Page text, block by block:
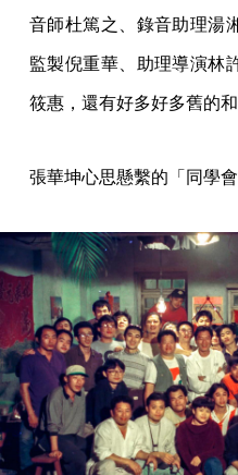
音師杜篤之、錄音助理湯
監製倪重華、助理導演林
筱惠，還有好多好多舊的和
張華坤心思懸繫的「同學